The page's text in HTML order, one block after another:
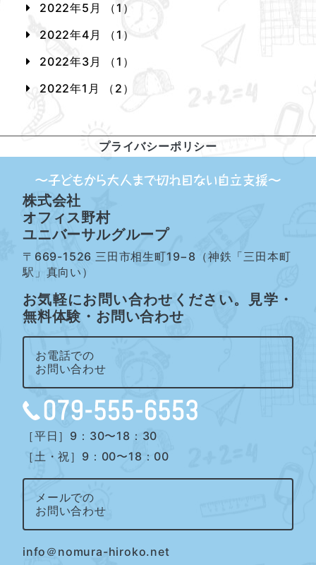
2022年5月 （1）
2022年4月 （1）
2022年3月 （1）
2022年1月 （2）
プライバシーポリシー
株式会社
オフィス野村
ユニバーサルグループ
〒669-1526 三田市相生町19−8（神鉄「三田本町
駅」真向い）
お気軽にお問い合わせください。見学・
無料体験・お問い合わせ
お電話での
お問い合わせ
［平日］9：30〜18：30
［土・祝］9：00〜18：00
メールでの
お問い合わせ
info＠nomura-hiroko.net